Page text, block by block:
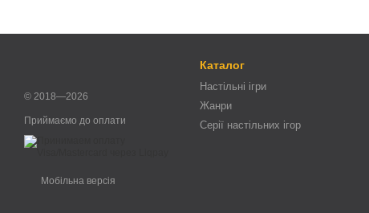
© 2018—2026
Приймаємо до оплати
Мобільна версія
Каталог
Настільні ігри
Жанри
Серії настільних ігор